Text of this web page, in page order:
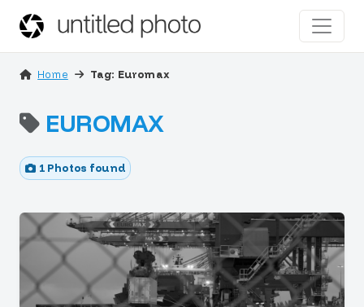
Home Tag: Euromax
EUROMAX
1 Photos found